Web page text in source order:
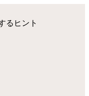
るヒント